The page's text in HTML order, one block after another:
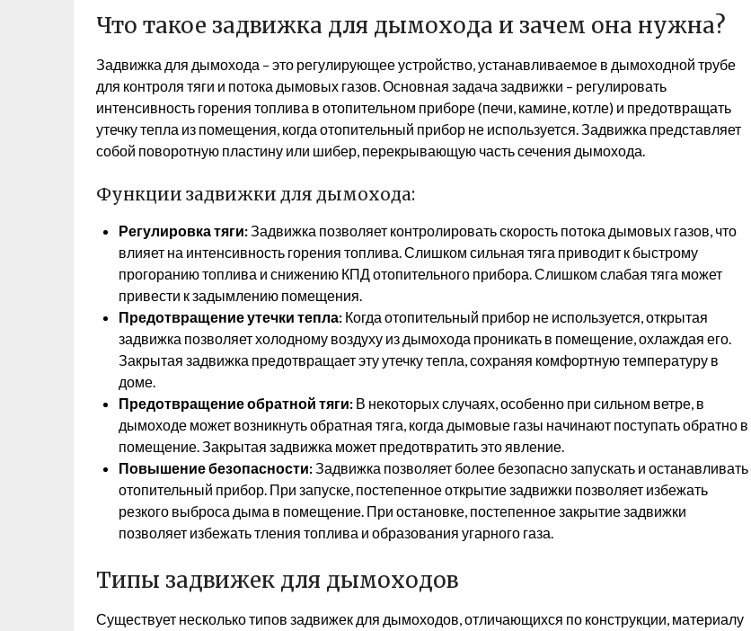
Что такое задвижка для дымохода и зачем она нужна?
Задвижка для дымохода – это регулирующее устройство, устанавливаемое в дымоходной трубе
для контроля тяги и потока дымовых газов. Основная задача задвижки – регулировать
интенсивность горения топлива в отопительном приборе (печи, камине, котле) и предотвращать
утечку тепла из помещения, когда отопительный прибор не используется. Задвижка представляет
собой поворотную пластину или шибер, перекрывающую часть сечения дымохода.
Функции задвижки для дымохода:
Регулировка тяги:Задвижка позволяет контролировать скорость потока дымовых газов, что
влияет на интенсивность горения топлива. Слишком сильная тяга приводит к быстрому
прогоранию топлива и снижению КПД отопительного прибора. Слишком слабая тяга может
привести к задымлению помещения.
Предотвращение утечки тепла: Когда отопительный прибор не используется, открытая
задвижка позволяет холодному воздуху из дымохода проникать в помещение, охлаждая его.
Закрытая задвижка предотвращает эту утечку тепла, сохраняя комфортную температуру в
доме.
Предотвращение обратной тяги: В некоторых случаях, особенно при сильном ветре, в
дымоходе может возникнуть обратная тяга, когда дымовые газы начинают поступать обратно в
помещение. Закрытая задвижка может предотвратить это явление.
Повышение безопасности:Задвижка позволяет более безопасно запускать и останавливать
отопительный прибор. При запуске, постепенное открытие задвижки позволяет избежать
резкого выброса дыма в помещение. При остановке, постепенное закрытие задвижки
позволяет избежать тления топлива и образования угарного газа.
Типы задвижек для дымоходов
Существует несколько типов задвижек для дымоходов, отличающихся по конструкции, материалу